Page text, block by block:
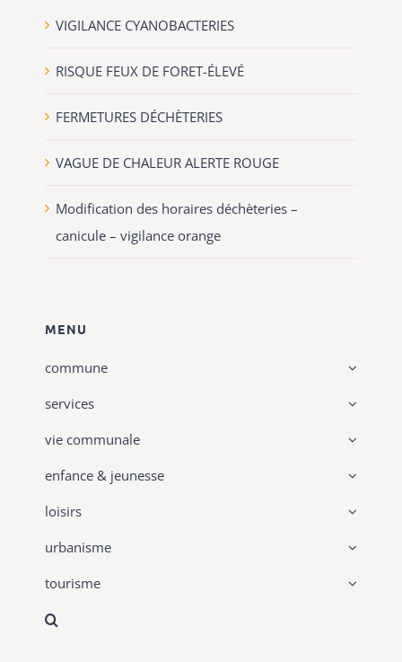
VIGILANCE CYANOBACTERIES
RISQUE FEUX DE FORET-ÉLEVÉ
FERMETURES DÉCHÈTERIES
VAGUE DE CHALEUR ALERTE ROUGE
Modification des horaires déchèteries –
canicule – vigilance orange
MENU
commune
services
vie communale
enfance & jeunesse
loisirs
urbanisme
tourisme